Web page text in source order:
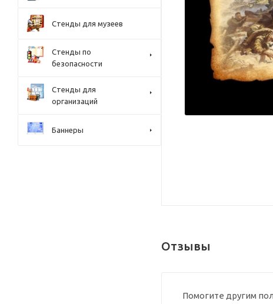
Отзывы
Помогите другим
Стенды для музеев
Стенды по
безопасности
Стенды для
организаций
Баннеры